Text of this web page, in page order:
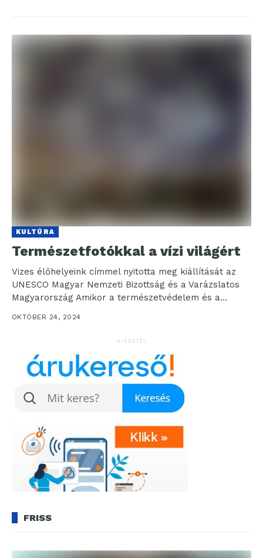
KULTÚRA
Természetfotókkal a vízi világért
Vizes élőhelyeink címmel nyitotta meg kiállítását az
UNESCO Magyar Nemzeti Bizottság és a Varázslatos
Magyarország Amikor a természetvédelem és a
természetfotózás találkozik, ott...
OKTÓBER 24, 2024
HIRDETÉS
FRISS